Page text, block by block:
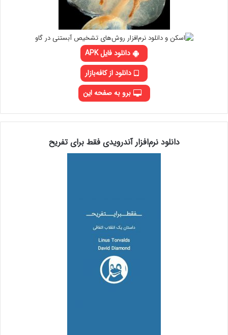
دانلود فایل APK
دانلود از کافه‌بازار
برو به صفحه این
دانلود نرم‌افزار آندرویدی فقط برای تفریح